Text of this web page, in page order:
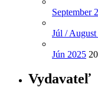
September
Júl /
Jún 2025
Vydavateľ